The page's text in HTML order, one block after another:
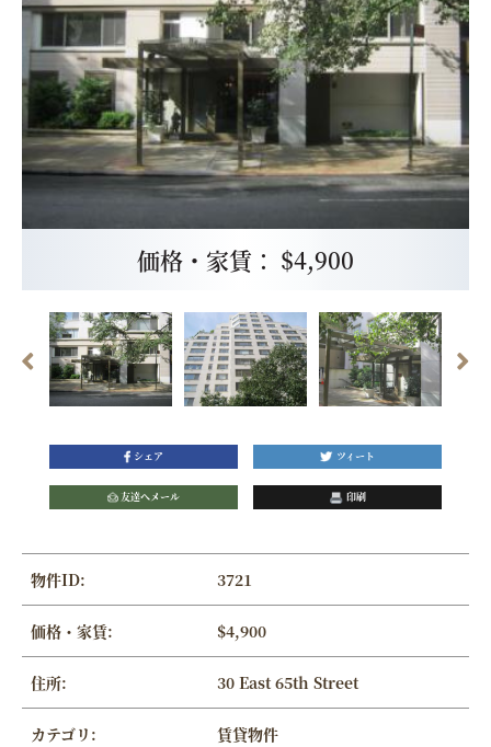
価格・家賃： $4,900
シェア ツィート
友達へメール 印刷
物件ID: 3721
価格・家賃: $4,900
住所: 30 East 65th Street
カテゴリ: 賃貸物件